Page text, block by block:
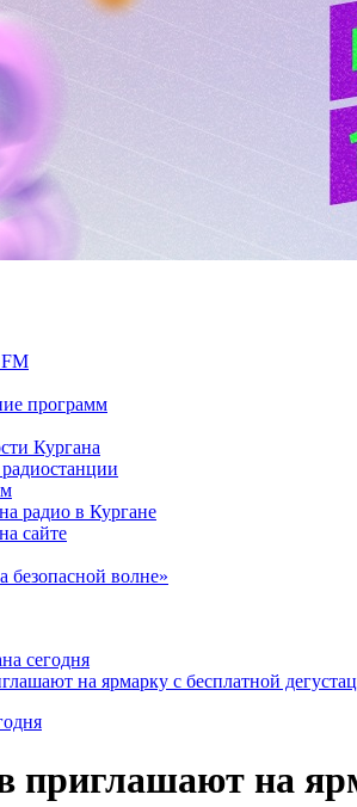
программ
Кургана
радио в Кургане
сайте
безопасной волне»
сегодня
на ярмарку с бесплатной
приглашают на